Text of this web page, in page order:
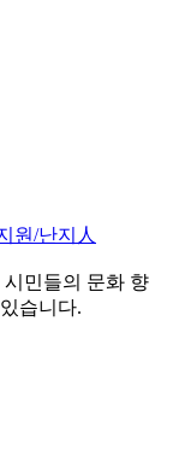
원/난지人
민들의 문화 향
습니다.